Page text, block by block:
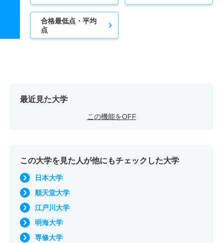
合格最低点・平均
点
最近見た大学
この機能をOFF
この大学を見た人が他にもチェックした大学
日本大学
順天堂大学
江戸川大学
明海大学
専修大学